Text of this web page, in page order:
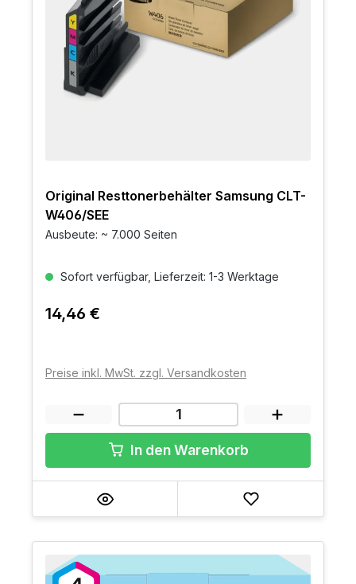
Original Resttonerbehälter Samsung CLT-
W406/SEE
Ausbeute: ~ 7.000 Seiten
Sofort verfügbar, Lieferzeit: 1-3 Werktage
14,46 €
Preise inkl. MwSt. zzgl. Versandkosten
In den Warenkorb